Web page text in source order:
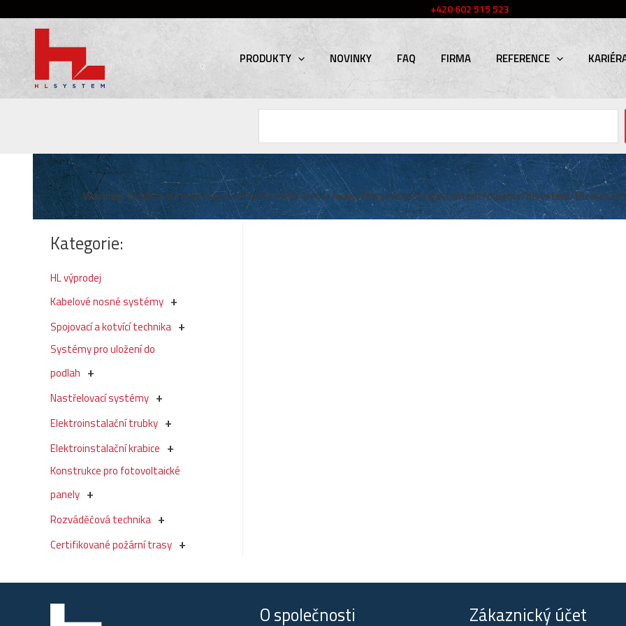
+420 602 515 523
PRODUKTY NOVINKY FAQ FIRMA REFERENCE
Kategorie:
HL výprodej
Kabelové nosné systémy
Spojovací a kotvící technika
Systémy pro uložení do
podlah
Nastřelovací systémy
Elektroinstalační trubky
Elektroinstalační krabice
Konstrukce pro fotovoltaické
panely
Rozváděčová technika
Certifikované požární trasy
Warning: Invalid argument supplied for foreach() in/var/www/hlsystem.cz/wp-content/plugins/hlsystem/themes/
O společnosti Zákaznický účet